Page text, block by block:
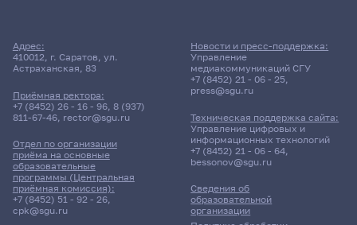
Адрес:
410012, г. Саратов, ул.
Астраханская, 83
Приёмная ректора:
+7 (8452) 26 - 16 - 96, 8 (937)
811-67-46, rector@sgu.ru
Отдел по организации
приёма на основные
образовательные
программы (Центральная
приёмная комиссия):
+7 (8452) 51 - 92 - 26,
cpk@sgu.ru
Сведения об
образовательной
организации
Новости и пресс-поддержка:
Управление
медиакоммуникаций СГУ
+7 (8452) 21 - 06 - 25,
press@sgu.ru
Техническая поддержка сайта:
Управление цифровых и
информационных технологий
+7 (8452) 21 - 06 - 64,
bessonov@sgu.ru